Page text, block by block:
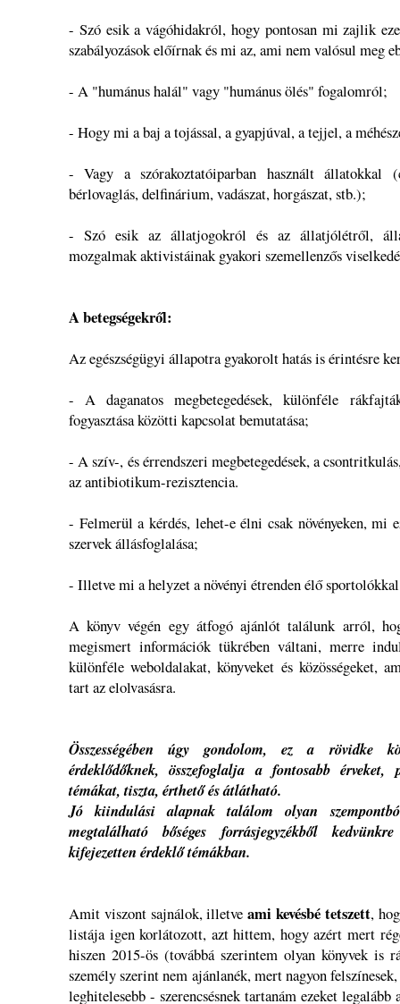
- Szó esik a vágóhidakról, hogy pontosan mi zajlik
szabályozások előírnak és mi az, ami nem valósul meg
- A "humánus halál" vagy "humánus ölés" fogalomról;
- Hogy mi a baj a tojással, a gyapjúval, a tejjel, a
- Vagy a szórakoztatóiparban használt állatokkal
bérlovaglás, delfinárium, vadászat, horgászat, stb.);
- Szó esik az állatjogokról és az állatjólétről,
mozgalmak aktivistáinak gyakori szemellenzős
A betegségekről:
Az egészségügyi állapotra gyakorolt hatás is érintésre
- A daganatos megbetegedések, különféle
fogyasztása közötti kapcsolat bemutatása;
- A szív-, és érrendszeri megbetegedések, a
az antibiotikum-rezisztencia.
- Felmerül a kérdés, lehet-e élni csak növényeken, mi
szervek állásfoglalása;
- Illetve mi a helyzet a növényi étrenden élő
A könyv végén egy átfogó ajánlót találunk arról,
megismert információk tükrében váltani, merre
különféle weboldalakat, könyveket és közösségeket,
tart az elolvasásra.
Összességében úgy gondolom, ez a rövidke
érdeklődőknek, összefoglalja a fontosabb
témákat, tiszta, érthető és átlátható.
Jó kiindulási alapnak találom olyan
megtalálható bőséges forrásjegyzékből
kifejezetten érdeklő témákban.
Amit viszont sajnálok, illetveami kevésbé tetszett,
listája igen korlátozott, azt hittem, hogy azért mert
hiszen 2015-ös (továbbá szerintem olyan könyvek is
személy szerint nem ajánlanék, mert nagyon
leghitelesebb - szerencsésnek tartanám ezeket